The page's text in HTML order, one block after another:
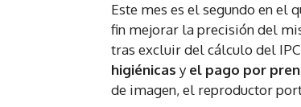
Este mes es el segundo en el
fin mejorar la precisión del
tras excluir del cálculo del
higiénicas y el pago por
de imagen, el reproductor